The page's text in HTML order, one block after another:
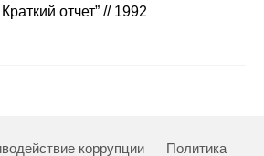
отчет” // 1992
коррупции Политика